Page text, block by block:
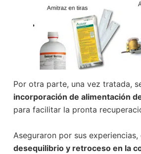
Por otra parte, una vez tratada,
incorporación de alimentación
para facilitar la pronta
Aseguraron por sus experiencias,
desequilibrio y retroceso en la